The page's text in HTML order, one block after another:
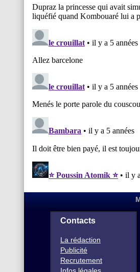
Contacts
La rédaction
Publicité
Recrutement